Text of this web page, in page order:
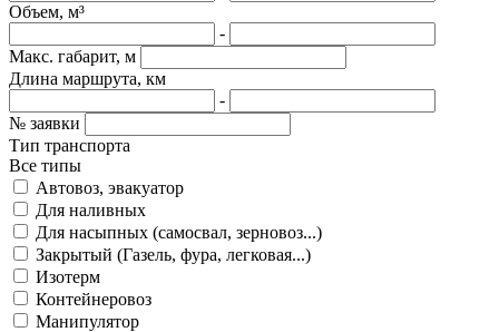
Объем, м³
-
Макс. габарит, м
Длина маршрута, км
-
№ заявки
Тип транспорта
Все типы
Автовоз, эвакуатор
Для наливных
Для насыпных (самосвал, зерновоз...)
Закрытый (Газель, фура, легковая...)
Изотерм
Контейнеровоз
Манипулятор